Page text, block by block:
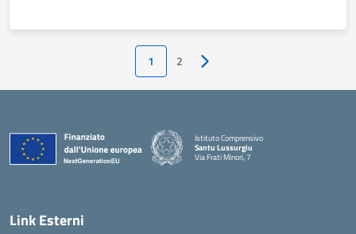
1 2 Pagina successiva
Istituto Comprensivo
Santu Lussurgiu
Via Frati Minori, 7
Link Esterni